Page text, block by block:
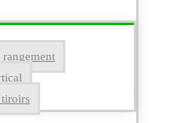
rangement